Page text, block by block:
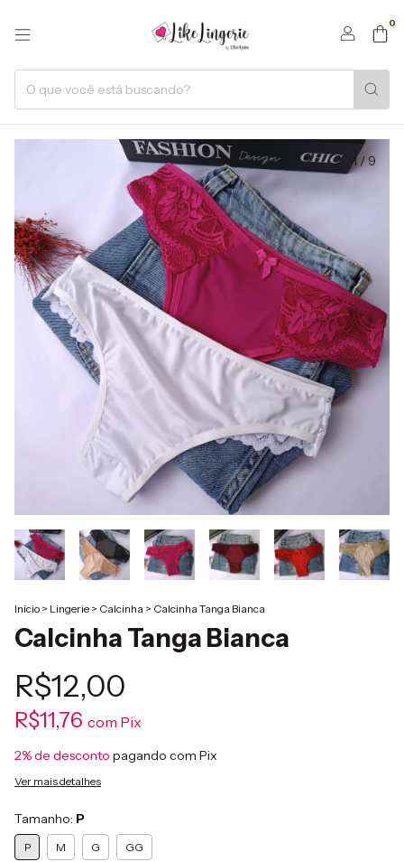
0
1/9
Início > Lingerie > Calcinha > Calcinha Tanga Bianca
Calcinha Tanga Bianca
R$12,00
R$11,76 com Pix
2% de desconto pagando com Pix
Ver mais detalhes
Tamanho: P
P M G GG